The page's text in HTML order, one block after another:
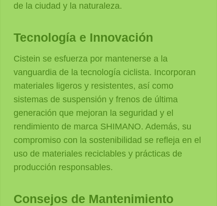
de la ciudad y la naturaleza.
Tecnología e Innovación
Cistein se esfuerza por mantenerse a la
vanguardia de la tecnología ciclista. Incorporan
materiales ligeros y resistentes, así como
sistemas de suspensión y frenos de última
generación que mejoran la seguridad y el
rendimiento de marca SHIMANO. Además, su
compromiso con la sostenibilidad se refleja en el
uso de materiales reciclables y prácticas de
producción responsables.
Consejos de Mantenimiento